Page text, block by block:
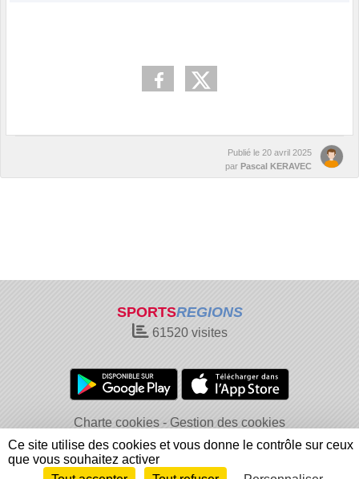
Publié le 20 avril 2025
par Pascal KERAVEC
SPORTSREGIONS
61520visites
Charte cookies
Gestion des cookies
Informations légales
Signaler un contenu inapproprié
Ce site utilise des cookies et vous donne le contrôle sur ceux
que vous souhaitez activer